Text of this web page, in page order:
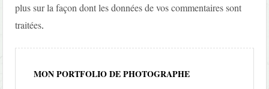
plus sur la façon dont les données de vos commentaires sont
traitées.
MON PORTFOLIO DE PHOTOGRAPHE